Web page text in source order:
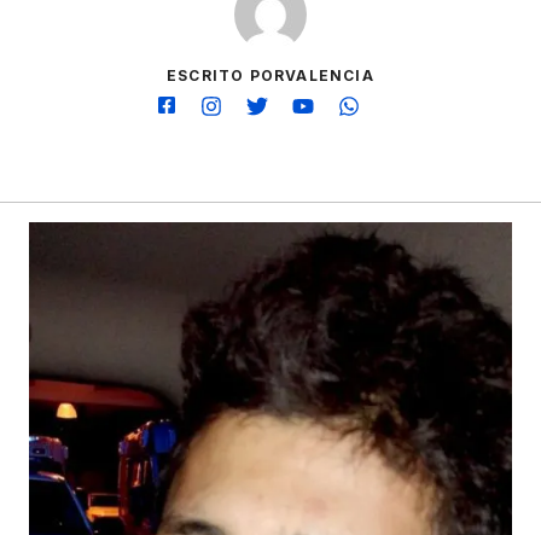
ESCRITO PORVALENCIA